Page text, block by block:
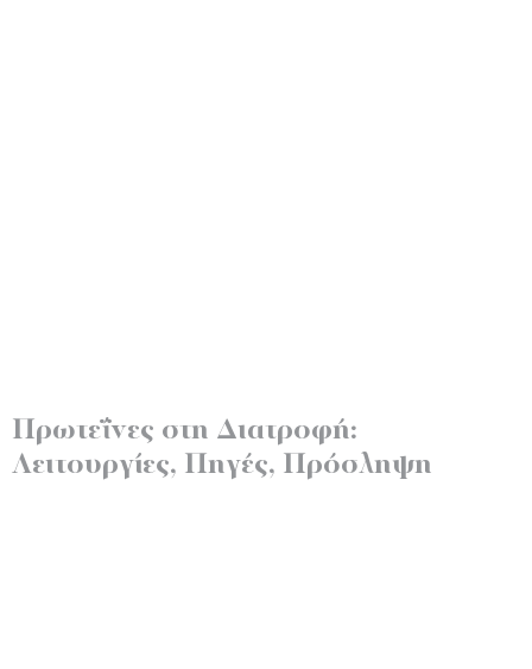
Πρωτεΐνες στη Διατροφή:
Λειτουργίες, Πηγές, Πρόσληψη